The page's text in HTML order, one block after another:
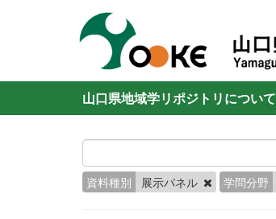
山口県地域学リポジトリについて
資料種別 展示パネル 学問分野